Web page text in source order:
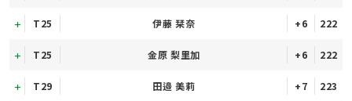
T25 伊藤 栞奈 +6 222
T25 金原 梨里加 +6 222
T29 田邉 美莉 +7 223